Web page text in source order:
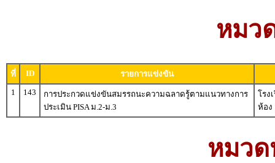
หมว
ที่ ID
รายการแข่งขัน
1
143
การประกวดแข่งขันสมรรถนะความฉลาดรู้ตามแนวทางการ
ประเมิน PISA ม.2-ม.3
โรง
ห้อง
หมวด